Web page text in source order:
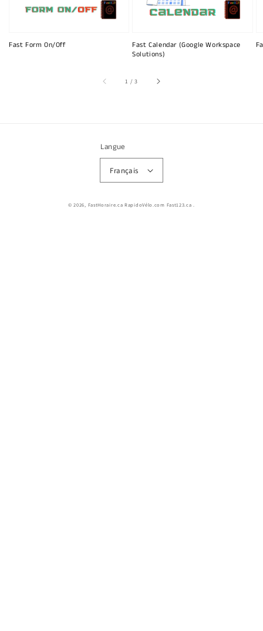
Fast Form On/Off
Fast Calendar (Google Workspace
Solutions)
1 /sur
3
Langue
Français
© 2026, FastHoraire.ca RapidoVélo.com Fast123.ca .